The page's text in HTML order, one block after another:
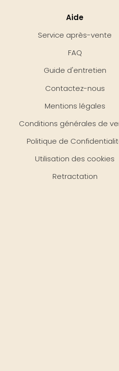
Aide
Service après-vente
FAQ
Guide d'entretien
Contactez-nous
Mentions légales
Conditions générales de
Politique de
Utilisation des cookies
Retractation